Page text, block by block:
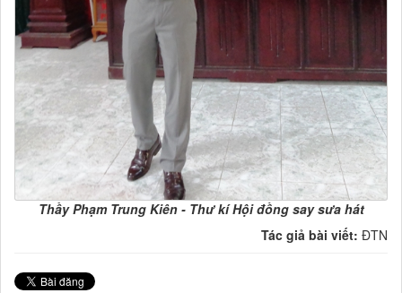
Thầy Phạm Trung Kiên - Thư kí Hội đồng say sưa hát
Tác giả bài viết: ĐTN